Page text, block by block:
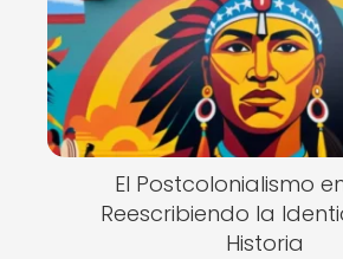
El Postcolonialismo
Reescribiendo la
Historia